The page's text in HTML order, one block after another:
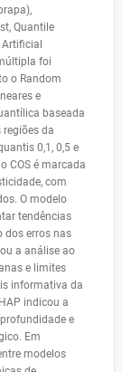
Quantile
Artificial
foi
o Random
e
baseada
da
0,1, 0,5 e
COS é marcada
com
O modelo
tendências
dos erros nas
a análise ao
e limites
informativa da
indicou a
e
Em
modelos